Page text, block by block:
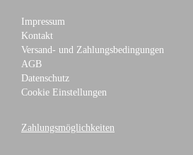
Impressum
Kontakt
Versand- und Zahlungsbedingungen
AGB
Datenschutz
Cookie Einstellungen
Zahlungsmöglichkeiten